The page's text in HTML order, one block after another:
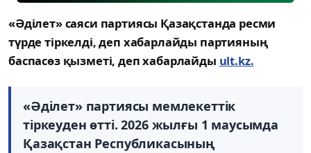
«Әділет» саяси партиясы Қазақстанда ресми
түрде тіркелді, деп хабарлайды партияның
баспасөз қызметі, деп хабарлайды ult.kz.
«Әділет» партиясы мемлекеттік
тіркеуден өтті. 2026 жылғы 1 маусымда
Қазақстан Республикасының